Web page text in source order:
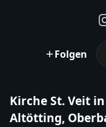
Folgen
Kirche St. Veit
Altötting,